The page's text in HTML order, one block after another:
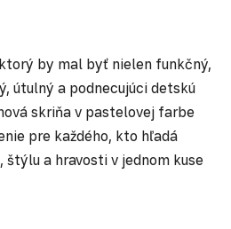
by mal byť nielen funkčný,
útulný a podnecujúci detskú
skriňa v pastelovej farbe
pre každého, kto hľadá
a hravosti v jednom kuse